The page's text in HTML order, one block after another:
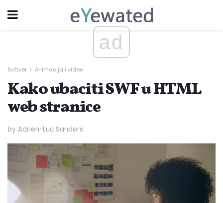
ad
Softver Animacija i video
Kako ubaciti SWF u HTML
web stranice
by Adrien-Luc Sanders